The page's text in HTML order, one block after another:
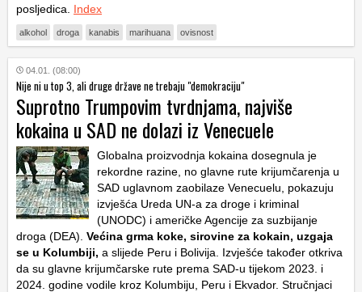
posljedica. Index
alkohol droga kanabis marihuana ovisnost
04.01. (08:00)
Nije ni u top 3, ali druge države ne trebaju "demokraciju"
Suprotno Trumpovim tvrdnjama, najviše
kokaina u SAD ne dolazi iz Venecuele
Globalna proizvodnja kokaina dosegnula je
rekordne razine, no glavne rute krijumčarenja u
SAD uglavnom zaobilaze Venecuelu, pokazuju
izvješća Ureda UN-a za droge i kriminal
(UNODC) i američke Agencije za suzbijanje
droga (DEA). Većina grma koke, sirovine za kokain, uzgaja
se u Kolumbiji, a slijede Peru i Bolivija. Izvješće također otkriva
da su glavne krijumčarske rute prema SAD-u tijekom 2023. i
2024. godine vodile kroz Kolumbiju, Peru i Ekvador. Stručnjaci